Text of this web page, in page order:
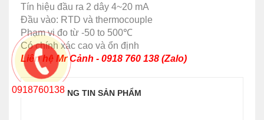
Tín hiệu đầu ra 2 dây 4~20 mA
Đầu vào: RTD và thermocouple
Phạm vi đo từ -50 to 500℃
Có chính xác cao và ổn định
Liên hệ Mr Cảnh - 0918 760 138 (Zalo)
THÔNG TIN SẢN PHẨM
0918760138